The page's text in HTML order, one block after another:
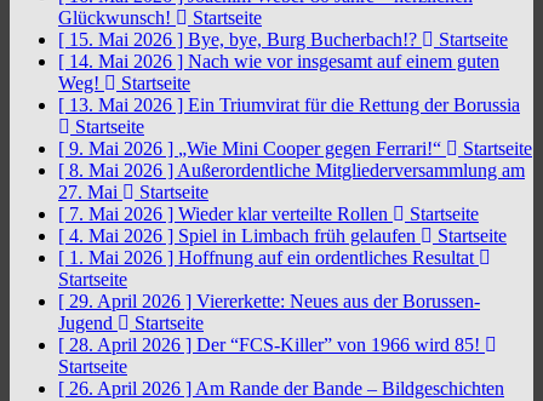
Glückwunsch!
Startseite
[ 15. Mai 2026 ] Bye, bye, Burg Bucherbach!?
Startseite
[ 14. Mai 2026 ] Nach wie vor insgesamt auf einem guten
Weg!
Startseite
[ 13. Mai 2026 ] Ein Triumvirat für die Rettung der Borussia
Startseite
[ 9. Mai 2026 ] „Wie Mini Cooper gegen Ferrari!“
Startseite
[ 8. Mai 2026 ] Außerordentliche Mitgliederversammlung am
27. Mai
Startseite
[ 7. Mai 2026 ] Wieder klar verteilte Rollen
Startseite
[ 4. Mai 2026 ] Spiel in Limbach früh gelaufen
Startseite
[ 1. Mai 2026 ] Hoffnung auf ein ordentliches Resultat
Startseite
[ 29. April 2026 ] Viererkette: Neues aus der Borussen-
Jugend
Startseite
[ 28. April 2026 ] Der “FCS-Killer” von 1966 wird 85!
Startseite
[ 26. April 2026 ] Am Rande der Bande – Bildgeschichten